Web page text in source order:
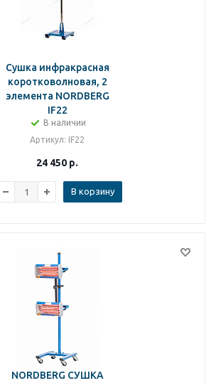
Сушка инфракрасная
коротковолновая, 2
элемента NORDBERG
IF22
В наличии
Артикул: IF22
24 450 р.
В корзину
NORDBERG СУШКА